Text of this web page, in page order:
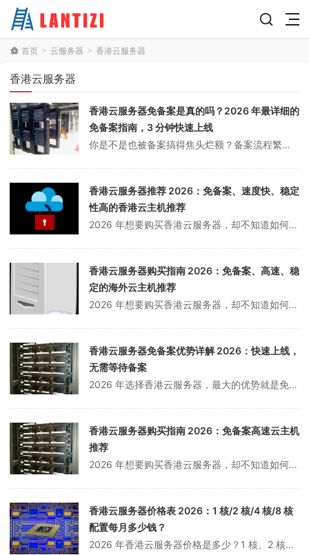
首页 > 云服务器 > 香港云服务器
香港云服务器
香港云服务器免备案是真的吗？2026 年最详细的
免备案指南，3 分钟快速上线
你是不是也被备案搞得焦头烂额？备案流程繁琐、时间长、手续复杂，网站着急上线却卡在备案上？别急，今天我就来告诉你一个好消息：香港云服务器真的可以免备案！而且 3 分钟就能快速上线！香港云服务器免备案是真的吗？先给你一个肯定的答案：是真的！我当初也是抱着怀疑的态度试了一下，结果真的不需要备案，3 分钟就上线了网站...
香港云服务器推荐 2026：免备案、速度快、稳定
性高的香港云主机推荐
2026 年想要购买香港云服务器，却不知道如何选择？免备案、速度快、稳定性高的香港云服务器有哪些？本文详细讲解香港云服务器推荐，帮你做出最佳选择。香港云服务器优势香港云服务器具有以下优势：1. 免备案不需要备案即买即用免备案2. 速度快访问速度快速度快速度快3. 稳定性高稳定性高稳定性高稳定性高香港云服务器推...
香港云服务器购买指南 2026：免备案、高速、稳
定的海外云主机推荐
2026 年想要购买香港云服务器，却不知道如何选择？免备案、速度快、稳定性高的香港云服务器有哪些？本文详细讲解香港云服务器购买指南，帮你做出最佳选择。香港云服务器优势香港云服务器具有以下优势：1. 免备案不需要 ICP 备案购买后即可使用节省备案时间2. 速度快距离大陆近访问延迟低（30-80ms）访问速度快...
香港云服务器免备案优势详解 2026：快速上线，
无需等待备案
2026 年选择香港云服务器，最大的优势就是免备案。无需等待备案审核，购买后即可快速上线。本文详细讲解香港云服务器免备案的优势和注意事项。什么是备案？备案是指在中国大陆境内提供非经营性互联网信息服务，需要向相关部门办理备案手续：1. 备案流程提交备案申请审核（1-3 个工作日）管局审核（10-20 个工作日）...
香港云服务器购买指南 2026：免备案高速云主机
推荐
2026 年想要购买香港云服务器，却不知道如何选择？免备案吗？速度快吗？价格贵不贵？本文整理了详细的香港云服务器购买指南，帮你做出最佳选择。为什么选择香港云服务器？香港云服务器因其独特的优势，成为大陆用户的首选：1. 免备案香港服务器不需要 ICP 备案，购买后即可使用，节省大量时间。2. 速度快香港距离中国...
香港云服务器价格表 2026：1 核/2 核/4 核/8 核
配置每月多少钱？
2026 年香港云服务器价格是多少？1 核、2 核、4 核、8 核配置每月需要多少钱？本文整理了最新的香港云服务器价格表，包含各大服务商的配置和报价，帮你选择性价比最高的香港云服务器。香港云服务器优势香港云服务器因其独特的地理位置和政策优势，成为众多企业和个人用户的首选：1. 免备案香港服务器不需要 ICP...